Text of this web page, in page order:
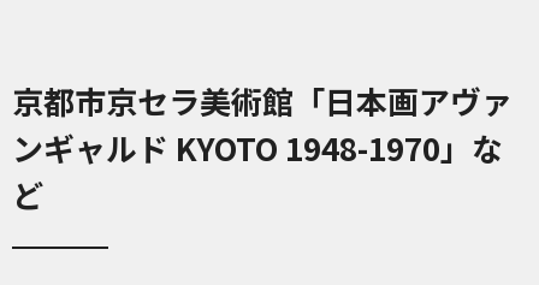
京都市京セラ美術館「日本画アヴァ
ンギャルド KYOTO 1948-1970」な
ど